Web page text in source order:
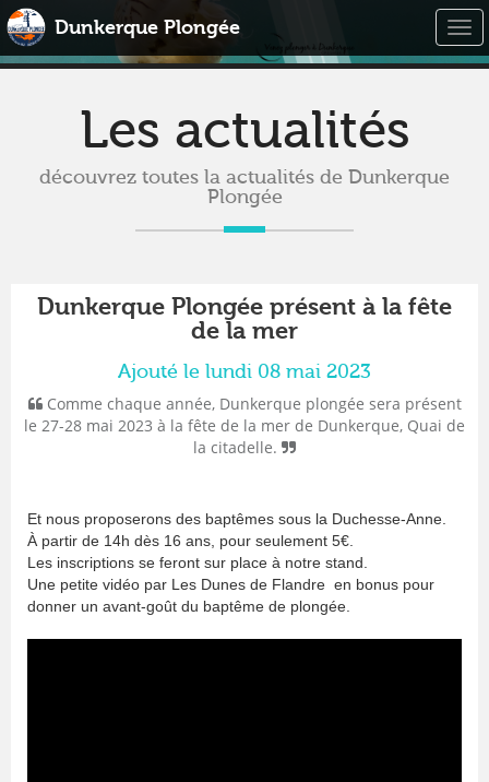
Dunkerque Plongée
Les actualités
découvrez toutes la actualités de Dunkerque
Plongée
Dunkerque Plongée présent à la fête
de la mer
Ajouté le lundi 08 mai 2023
Comme chaque année, Dunkerque plongée sera présent
le 27-28 mai 2023 à la fête de la mer de Dunkerque, Quai de
la citadelle.
Et nous proposerons des baptêmes sous la Duchesse-Anne.
À partir de 14h dès 16 ans, pour seulement 5€.
Les inscriptions se feront sur place à notre stand.
Une petite vidéo par Les Dunes de Flandre en bonus pour
donner un avant-goût du baptême de plongée.